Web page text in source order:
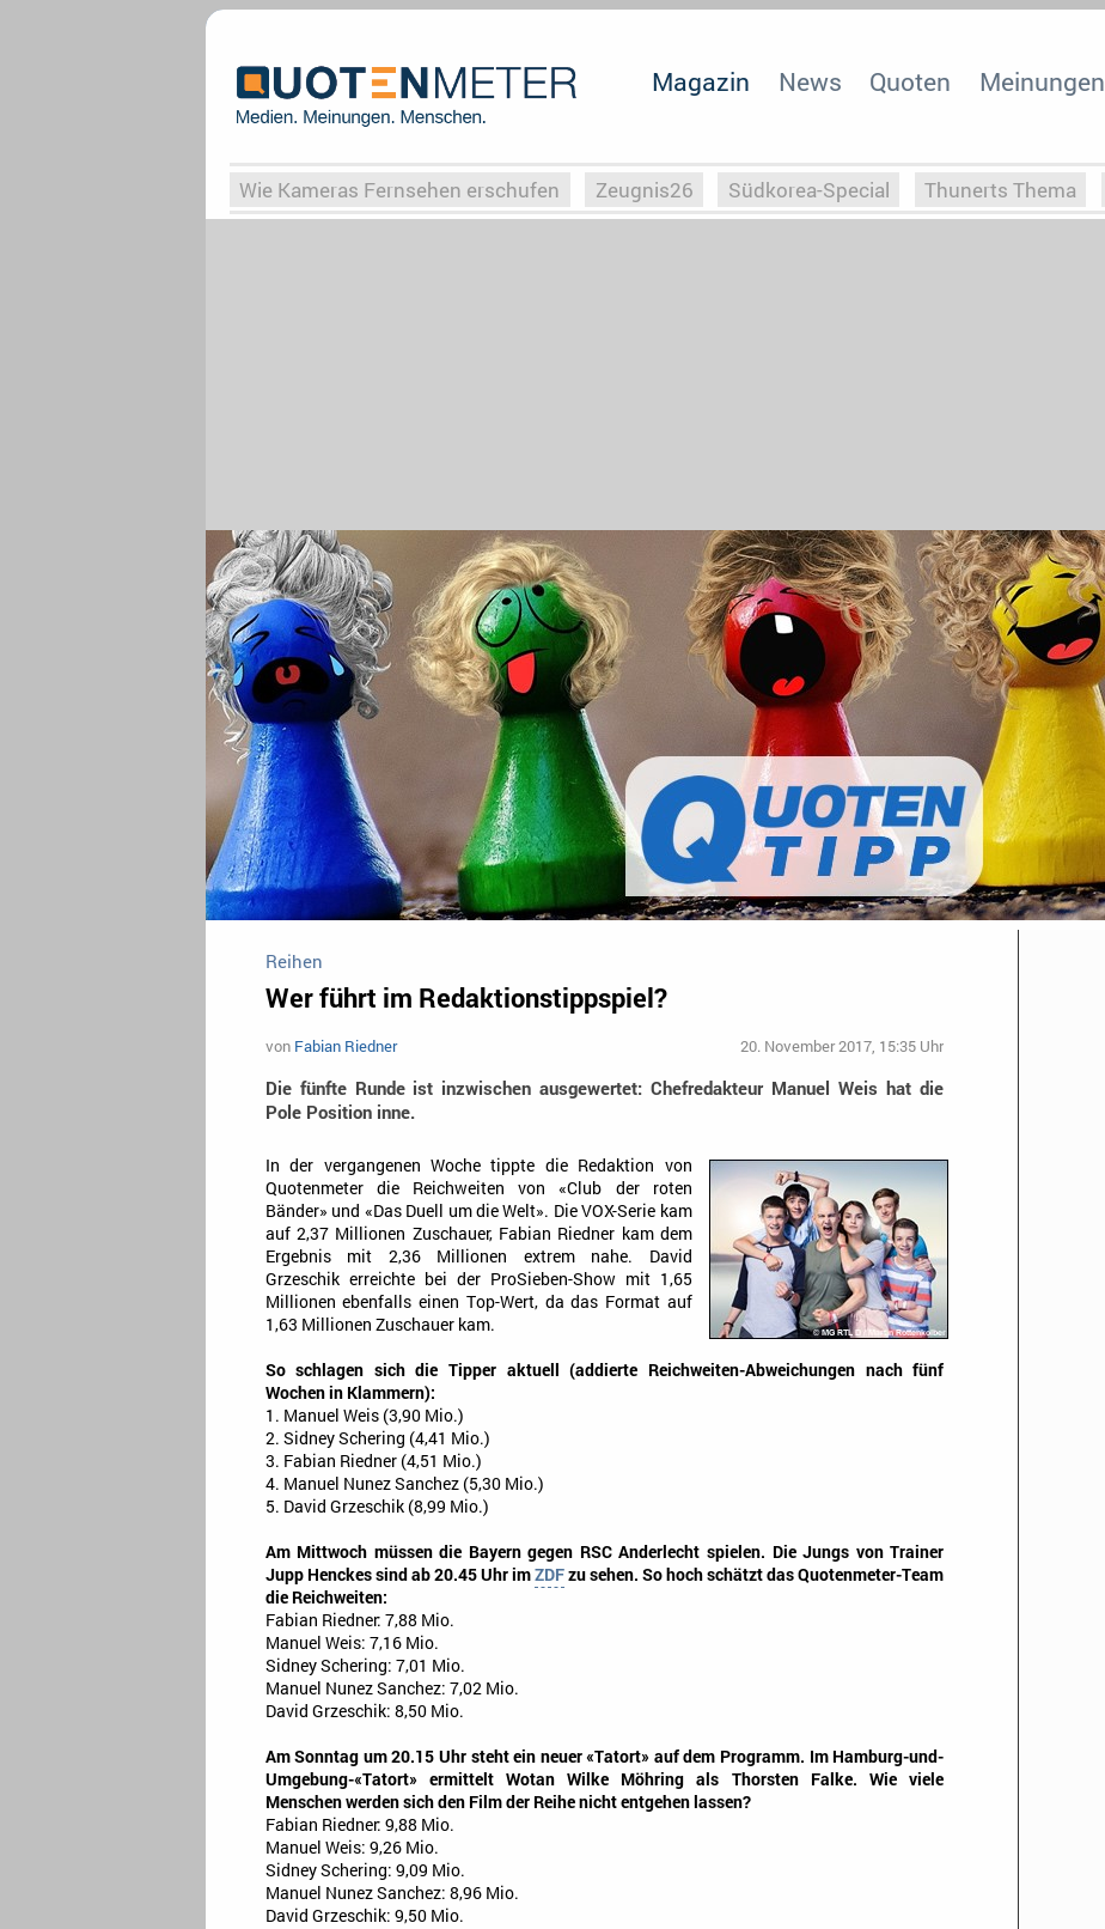
Magazin News Quoten Meinungen
Wie Kameras Fernsehen erschufen Zeugnis26 Südkorea-Special Thunerts Thema
Reihen
Wer führt im Redaktionstippspiel?
von Fabian Riedner 20. November 2017, 15:35 Uhr
Die fünfte Runde ist inzwischen ausgewertet: Chefredakteur Manuel Weis hat die
Pole Position inne.
In der vergangenen Woche tippte die Redaktion von
Quotenmeter die Reichweiten von «Club der roten
Bänder» und «Das Duell um die Welt». Die VOX-Serie kam
auf 2,37 Millionen Zuschauer, Fabian Riedner kam dem
Ergebnis mit 2,36 Millionen extrem nahe. David
Grzeschik erreichte bei der ProSieben-Show mit 1,65
Millionen ebenfalls einen Top-Wert, da das Format auf
1,63 Millionen Zuschauer kam.
So schlagen sich die Tipper aktuell (addierte Reichweiten-Abweichungen nach fünf
Wochen in Klammern):
1. Manuel Weis (3,90 Mio.)
2. Sidney Schering (4,41 Mio.)
3. Fabian Riedner (4,51 Mio.)
4. Manuel Nunez Sanchez (5,30 Mio.)
5. David Grzeschik (8,99 Mio.)
Am Mittwoch müssen die Bayern gegen RSC Anderlecht spielen. Die Jungs von Trainer
Jupp Henckes sind ab 20.45 Uhr imZDFzu sehen. So hoch schätzt das Quotenmeter-Team
die Reichweiten:
Fabian Riedner: 7,88 Mio.
Manuel Weis: 7,16 Mio.
Sidney Schering: 7,01 Mio.
Manuel Nunez Sanchez: 7,02 Mio.
David Grzeschik: 8,50 Mio.
Am Sonntag um 20.15 Uhr steht ein neuer «Tatort» auf dem Programm. Im Hamburg-und-
Umgebung-«Tatort» ermittelt Wotan Wilke Möhring als Thorsten Falke. Wie viele
Menschen werden sich den Film der Reihe nicht entgehen lassen?
Fabian Riedner: 9,88 Mio.
Manuel Weis: 9,26 Mio.
Sidney Schering: 9,09 Mio.
Manuel Nunez Sanchez: 8,96 Mio.
David Grzeschik: 9,50 Mio.